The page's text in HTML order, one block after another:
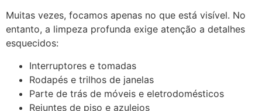
Muitas vezes, focamos apenas no que está visível. No
entanto, a limpeza profunda exige atenção a detalhes
esquecidos:
Interruptores e tomadas
Rodapés e trilhos de janelas
Parte de trás de móveis e eletrodomésticos
Rejuntes de piso e azulejos